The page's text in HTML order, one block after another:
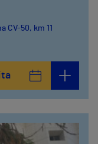
CV-50, km 11